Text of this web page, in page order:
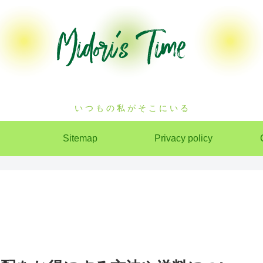
い つ も の 私 が そ こ に い る
Sitemap Privacy policy